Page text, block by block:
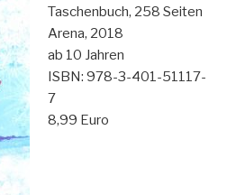
Taschenbuch, 258 Seiten
Arena, 2018
ab 10 Jahren
ISBN: 978-3-401-51117-
7
8,99 Euro